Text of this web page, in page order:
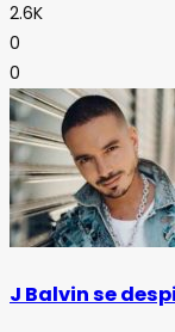
2.6K
0
0
J Balvin se